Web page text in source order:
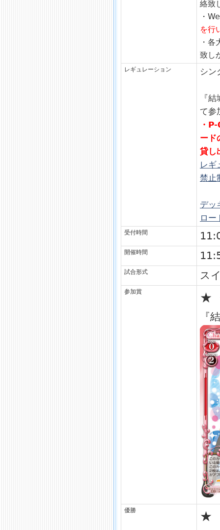
絡致
・
を行
・
致し
レギュレーション シン
『
て参
・
ード
貸し
レギ
禁止
デッ
ロー
受付時間
開催時間
試合形式 ス
参加賞 ★
『
優勝 ★